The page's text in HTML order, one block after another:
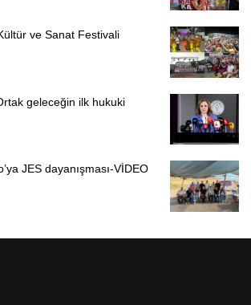
ve Sanat Festivali
geleceğin ilk hukuki
JES dayanışması-VİDEO